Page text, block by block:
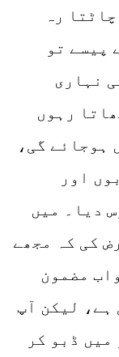
رہ
پیسے تو
نہاری
رہوں
ہوجائے گی،
اور
دیا۔ میں
کی کہ مجھے
مضمون
ہے، لیکن آپ
ڈبو کر